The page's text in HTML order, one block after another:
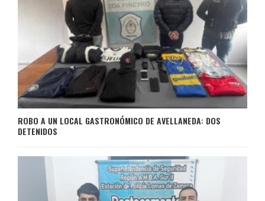
ROBO A UN LOCAL GASTRONÓMICO DE AVELLANEDA: DOS
DETENIDOS